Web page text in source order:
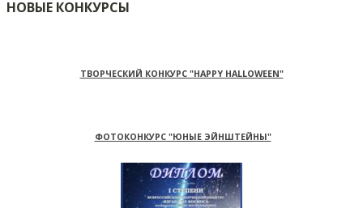
НОВЫЕ КОНКУРСЫ
ТВОРЧЕСКИЙ КОНКУРС "HAPPY HALLOWEEN"
ФОТОКОНКУРС "ЮНЫЕ ЭЙНШТЕЙНЫ"